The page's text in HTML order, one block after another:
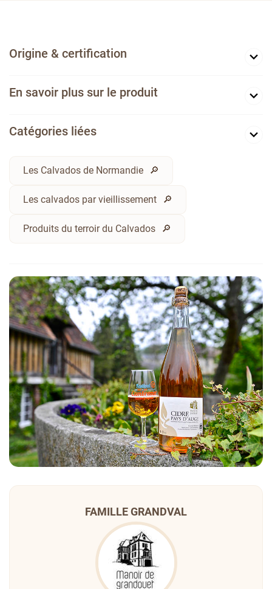
Origine & certification
En savoir plus sur le produit
Catégories liées
Les Calvados de Normandie
Les calvados par vieillissement
Produits du terroir du Calvados
FAMILLE GRANDVAL